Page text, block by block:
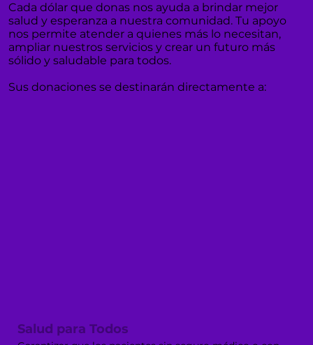
Cada dólar que donas nos ayuda a brindar mejor
salud y esperanza a nuestra comunidad. Tu apoyo
nos permite atender a quienes más lo necesitan,
ampliar nuestros servicios y crear un futuro más
sólido y saludable para todos.
Sus donaciones se destinarán directamente a:
Salud para Todos